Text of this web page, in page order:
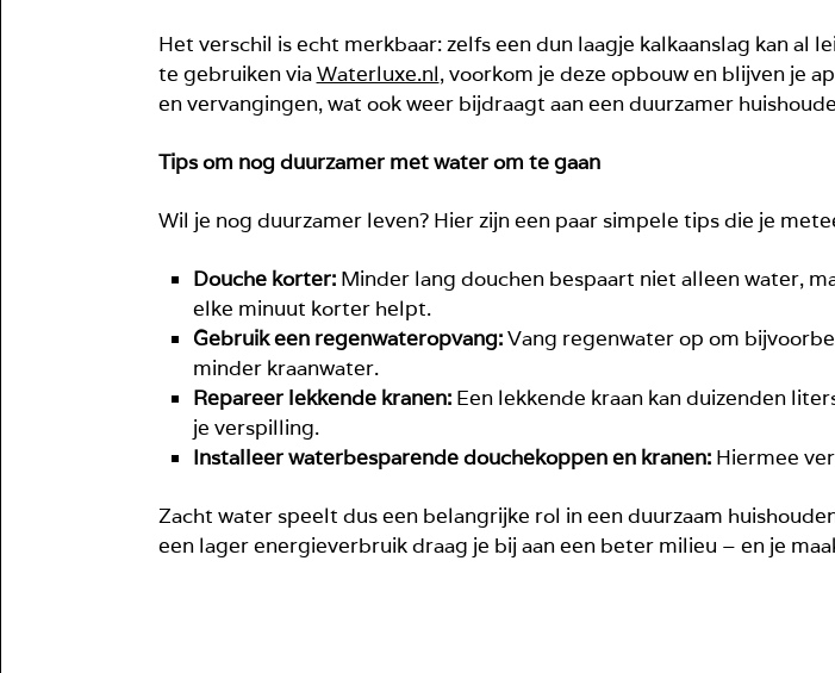
Het verschil is echt merkbaar: zelfs een dun laagje kalkaanslag kan
te gebruiken viaWaterluxe.nl, voorkom je deze opbouw en blijven je
en vervangingen, wat ook weer bijdraagt aan een duurzamer
Tips om nog duurzamer met water om te gaan
Wil je nog duurzamer leven? Hier zijn een paar simpele tips die je
Douche korter: Minder lang douchen bespaart niet alleen water,
elke minuut korter helpt.
Gebruik een regenwateropvang:Vang regenwater op om
minder kraanwater.
Repareer lekkende kranen: Een lekkende kraan kan duizenden
je verspilling.
Installeer waterbesparende douchekoppen en kranen: Hiermee
Zacht water speelt dus een belangrijke rol in een duurzaam
een lager energieverbruik draag je bij aan een beter milieu – en je